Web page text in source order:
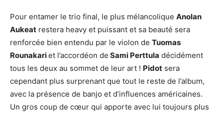
Pour entamer le trio final, le plus mélancolique Anolan
Aukeat restera heavy et puissant et sa beauté sera
renforcée bien entendu par le violon de Tuomas
Rounakariet l’accordéon de Sami Perttula décidément
tous les deux au sommet de leur art ! Pidot sera
cependant plus surprenant que tout le reste de l’album,
avec la présence de banjo et d’influences américaines.
Un gros coup de cœur qui apporte avec lui toujours plus